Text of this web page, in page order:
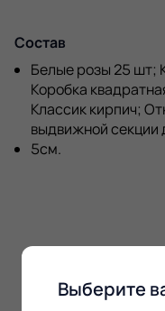
Состав
Белые розы 25 шт;
Коробка
Классик кирпич;
выдвижной секции
5см.
покупают
Выберите